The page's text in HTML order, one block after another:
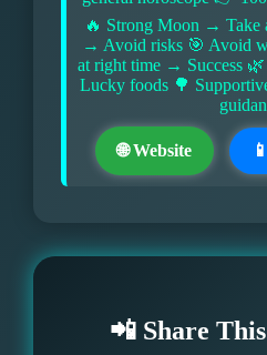
🔥 Strong Moon → Take
→ Avoid risks 🎯 Avoid
at right time → Success 🌿
Lucky foods 🌳
🌐 Website
📲 Share